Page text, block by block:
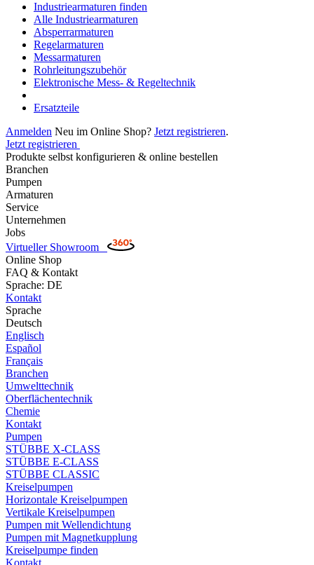
Industriearmaturen finden
Alle Industriearmaturen
Absperrarmaturen
Regelarmaturen
Messarmaturen
Rohrleitungszubehör
Elektronische Mess- & Regeltechnik
Ersatzteile
Anmelden Neu im Online Shop? Jetzt registrieren.
Jetzt registrieren
Produkte selbst konfigurieren & online bestellen
Branchen
Pumpen
Armaturen
Service
Unternehmen
Jobs
Virtueller Showroom
Online Shop
FAQ & Kontakt
Sprache: DE
Kontakt
Sprache
Deutsch
Englisch
Español
Français
Branchen
Umwelttechnik
Oberflächentechnik
Chemie
Kontakt
Pumpen
STÜBBE X-CLASS
STÜBBE E-CLASS
STÜBBE CLASSIC
Kreiselpumpen
Horizontale Kreiselpumpen
Vertikale Kreiselpumpen
Pumpen mit Wellendichtung
Pumpen mit Magnetkupplung
Kreiselpumpe finden